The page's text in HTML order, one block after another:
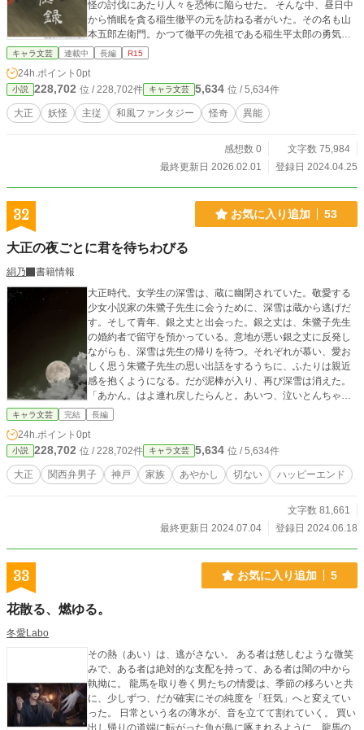
怪の討伐にあたり人々を恐怖に陥らせた。 そんな中、昼日中
から惰眠を貪る稲生徹平の元を訪ねる者がいた。その名も山
本五郎左衛門。かつて徹平の先祖である稲生平太郎の勇気に
感銘を受け、小槌を授けた魔王である。 ある事情から徹平は
キャラ文芸 連載中 長編 R15
24h.ポイント 0pt
小説 228,702 位 / 228,702件 キャラ文芸 5,634 位 / 5,634件
大正 妖怪 主従 和風ファンタジー 怪奇 異能
感想数 0
文字数 75,984
最終更新日 2026.02.01
登録日 2024.04.25
32 お気に入り追加 53
大正の夜ごとに君を待ちわびる
絹乃
書籍情報
大正時代。女学生の深雪は、蔵に幽閉されていた。敬愛する
少女小説家の朱鷺子先生に会うために、深雪は蔵から逃げだ
す。そして青年、銀之丈と出会った。銀之丈は、朱鷺子先生
の婚約者で留守を預かっている。意地が悪い銀之丈に反発し
ながらも、深雪は先生の帰りを待つ。それぞれが慕い、愛お
しく思う朱鷺子先生の思い出話をするうちに、ふたりは親近
感を抱くようになる。だが泥棒が入り、再び深雪は消えた。
「あかん。はよ連れ戻したらんと。あいつ、泣いとんちゃう
か」意を決して銀之丈は走る。
キャラ文芸 完結 長編
24h.ポイント 0pt
小説 228,702 位 / 228,702件 キャラ文芸 5,634 位 / 5,634件
大正 関西弁男子 神戸 家族 あやかし 切ない ハッピーエンド
文字数 81,661
最終更新日 2024.07.04
登録日 2024.06.18
33 お気に入り追加 5
花散る、燃ゆる。
冬愛Labo
その熱（あい）は、逃がさない。 ある者は慈しむような微笑
みで、ある者は絶対的な支配を持って、ある者は闇の中から
執拗に。 龍馬を取り巻く男たちの情愛は、季節の移ろいと共
に、少しずつ、だが確実にその純度を「狂気」へと変えてい
った。 日常という名の薄氷が、音を立てて割れていく。 買い
出し帰りの道端に転がった魚が鳥に啄まれるように、龍馬の